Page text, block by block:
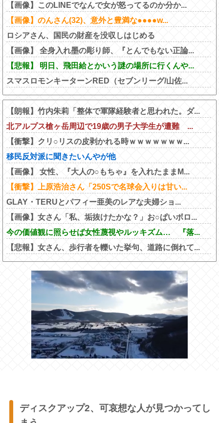
【画像】このLINEでなんで女が怒ってるのか分か...
【画像】のんさん(32)、意外と豊満な●●●●w...
ロシアさん、国民の財産を没収しはじめる
【画像】 全身入れ墨の彫り師、『とんでもない正論...
【悲報】 明日、飛田給とかいう謎の場所に行くんや...
スマスロモンキーターンRED（セブンリーグ/山佐...
【朗報】竹内朱莉「整体で軍隊経験者と思われた。ダ...
北アルプス槍ヶ岳周辺で19歳の男子大学生が遭難 ...
【衝撃】クリ○リスの皮剥かれる時ｗｗｗｗｗｗｗ...
移民反対派に聞きたいんやが他
【画像】 女性、『大人の○もちゃ』を入れたままM...
【衝撃】上原浩治さん「250Sで名球会入りは甘い...
GLAY・TERUとパフィー亜美のレアな夫婦ショ...
【画像】女さん「私、垢抜けたかな？」お○ぱいボロ...
今の価値観に照らせば女性蔑視やルッキズム… 『落...
【悲報】女さん、歩行者を轢いた挙句、道路に倒れて...
ディスクアップ2、可哀想な人が見つかってし